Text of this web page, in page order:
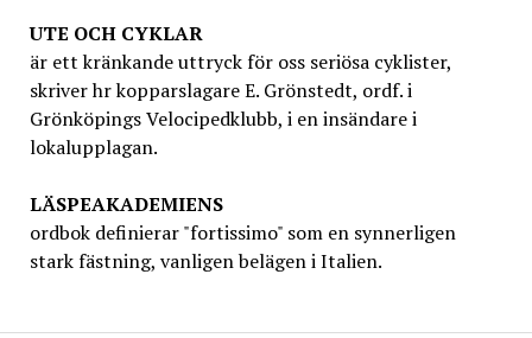
UTE OCH CYKLAR
är ett kränkande uttryck för oss seriösa cyklister,
skriver hr kopparslagare E. Grönstedt, ordf. i
Grönköpings Velocipedklubb, i en insändare i
lokalupplagan.
LÄSPEAKADEMIENS
ordbok definierar "fortissimo" som en synnerligen
stark fästning, vanligen belägen i Italien.